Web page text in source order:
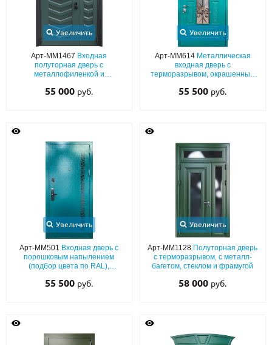
Увеличить
Арт-ММ1467 Входная
полуторная дверь с
металлофиленкой и
55 000 руб.
Увеличить
Арт-ММ614 Металлическая
входная дверь с
терморазрывом, окрашенным
решеткой и остеклением
55 500 руб.
Увеличить
Арт-ММ501 Входная дверь с
порошковым напылением
(подбор цвета по RAL),
электронным замком
55 500 руб.
Увеличить
Арт-ММ1128 Полуторная дверь
с терморазрывом, с металл-
багетом, стеклом и фрамугой
58 000 руб.